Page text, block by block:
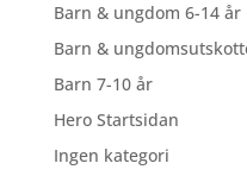
Barn & ungdom 6-14 år
Barn &
Barn 7-10 år
Hero Startsidan
Ingen kategori